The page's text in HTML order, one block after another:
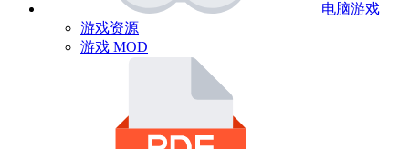
电脑游戏
游戏资源
游戏 MOD